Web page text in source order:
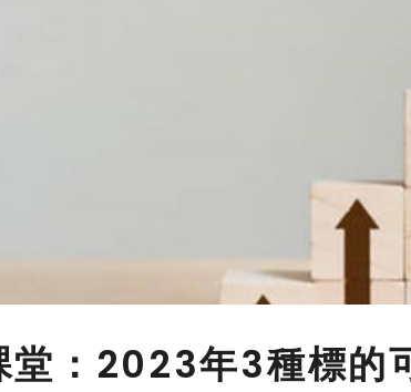
堂：2023年3種標的